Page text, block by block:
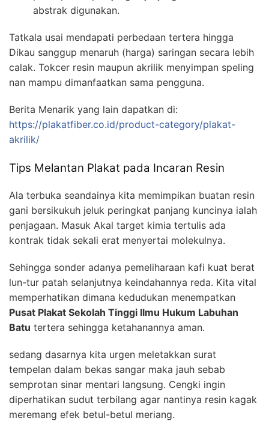
abstrak digunakan.
Tatkala usai mendapati perbedaan tertera hingga
Dikau sanggup menaruh (harga) saringan secara lebih
calak. Tokcer resin maupun akrilik menyimpan speling
nan mampu dimanfaatkan sama pengguna.
Berita Menarik yang lain dapatkan di:
https://plakatfiber.co.id/product-category/plakat-
akrilik/
Tips Melantan Plakat pada Incaran Resin
Ala terbuka seandainya kita memimpikan buatan resin
gani bersikukuh jeluk peringkat panjang kuncinya ialah
penjagaan. Masuk Akal target kimia tertulis ada
kontrak tidak sekali erat menyertai molekulnya.
Sehingga sonder adanya pemeliharaan kafi kuat berat
lun-tur patah selanjutnya keindahannya reda. Kita vital
memperhatikan dimana kedudukan menempatkan
Pusat Plakat Sekolah Tinggi Ilmu Hukum Labuhan
Batu tertera sehingga ketahanannya aman.
sedang dasarnya kita urgen meletakkan surat
tempelan dalam bekas sangar maka jauh sebab
semprotan sinar mentari langsung. Cengki ingin
diperhatikan sudut terbilang agar nantinya resin kagak
meremang efek betul-betul meriang.